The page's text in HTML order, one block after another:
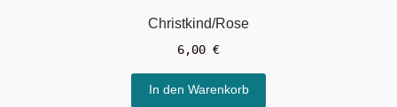
Christkind/Rose
6,00 €
In den Warenkorb